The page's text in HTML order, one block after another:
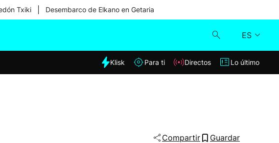
Txiki Desembarco de Elkano en Getaria
ES
Klisk
Klisk Para ti Directos Lo último
Compartir Guardar